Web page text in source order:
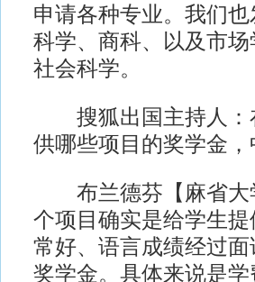
申请各种专业。我们
科学、商科、以及市
社会科学。
搜狐出国主持人：
供哪些项目的奖学金
布兰德芬【麻省大
个项目确实是给学生
常好、语言成绩经过
奖学金。具体来说是